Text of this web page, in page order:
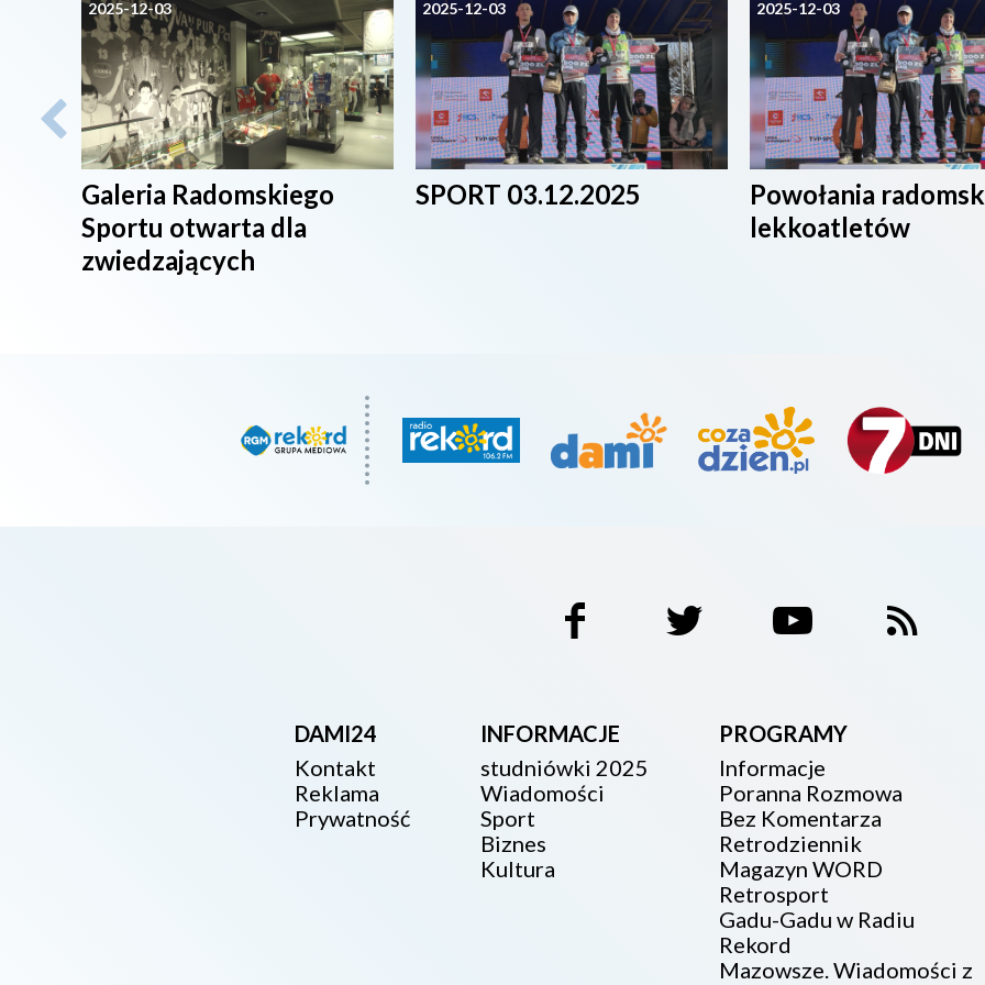
2025-12-03
Galeria Radomskiego
Sportu otwarta dla
zwiedzających
2025-12-03
SPORT 03.12.2025
2025-12-03
Powołania
lekkoatletów
DAMI24
Kontakt
Reklama
Prywatność
INFORMACJE
studniówki 2025
Wiadomości
Sport
Biznes
Kultura
PROGRAMY
Informacje
Poranna Rozmowa
Bez Komentarza
Retrodziennik
Magazyn WORD
Retrosport
Gadu-Gadu w Radiu
Rekord
Mazowsze. Wiadomości z